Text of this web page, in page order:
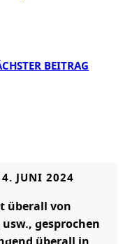
BEITRAG
JUNI 2024
überall von
usw., gesprochen